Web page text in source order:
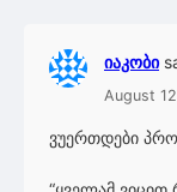
იაკობი
August
ვუერთდები